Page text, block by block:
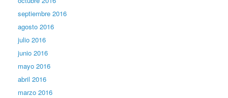
septiembre 2016
agosto 2016
julio 2016
junio 2016
mayo 2016
abril 2016
marzo 2016